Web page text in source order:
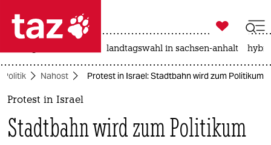
 taz zahl ich
taz zahl ich
politik

taz zahl ich
landtagswahl in sachsen-anhalt
Politik Nahost Protest in Israel: Stadtbahn wird zum Politikum
Protest in Israel
Stadtbahn wird zum Politikum